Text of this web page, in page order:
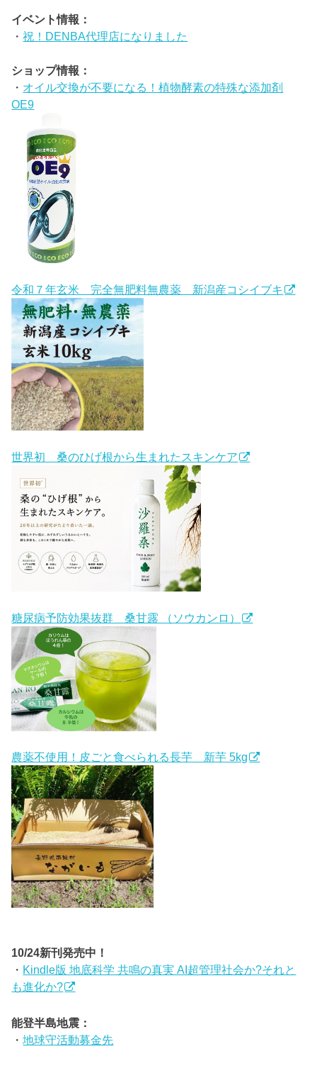
イベント情報：
・祝！DENBA代理店になりました
ショップ情報：
・ オイル交換が不要になる！植物酵素の特殊な添加剤
OE9
令和７年玄米 完全無肥料無農薬 新潟産コシイブキ
世界初 桑のひげ根から生まれたスキンケア
糖尿病予防効果抜群 桑甘露 （ソウカンロ）
農薬不使用！皮ごと食べられる長芋 新芋 5kg
10/24新刊発売中！
・ Kindle版 地底科学 共鳴の真実 AI超管理社会か?それと
も進化か?
能登半島地震：
・地球守活動募金先